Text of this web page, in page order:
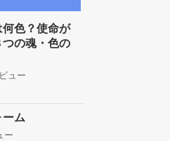
何色？使命が
つの魂・色の
ュー
ーム
ー